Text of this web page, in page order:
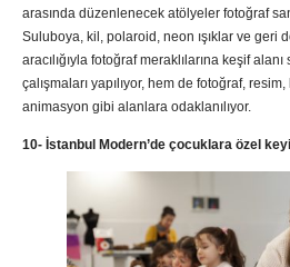
arasında düzenlenecek atölyeler fotoğraf
Suluboya, kil, polaroid, neon ışıklar ve geri
aracılığıyla fotoğraf meraklılarına keşif
çalışmaları yapılıyor, hem de fotoğraf,
animasyon gibi alanlara odaklanılıyor.
10- İstanbul Modern’de çocuklara özel